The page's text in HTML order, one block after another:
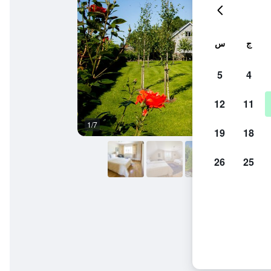
1/7
ج س
4
5
11
12
18
19
25
26